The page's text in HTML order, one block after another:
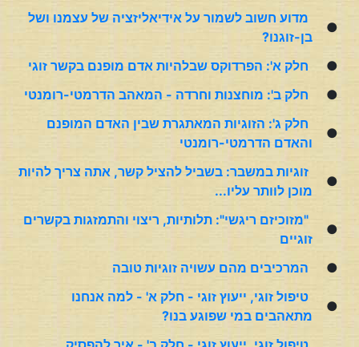
●
מדוע חשוב לשמור על אידיאליזציה של עצמנו ושל
בן-זוגנו?
●
חלק א': הפרדוקס שבלהיות אדם מופנם בקשר זוגי
●
חלק ב': מוחצנות וחרדה - המאהב הדרמטי-רומנטי
●
חלק ג': הזוגיות המאתגרת שבין האדם המופנם
והאדם הדרמטי-רומנטי
●
זוגיות במשבר: בשביל להציל קשר, אתה צריך להיות
מוכן לוותר עליו...
●
"מזוכיזם ריגשי": תלותיות, ריצוי והתמזגות בקשרים
זוגיים
●
המרכיבים מהם עשויה זוגיות טובה
●
טיפול זוגי, ייעוץ זוגי - חלק א' - למה אנחנו
מתאהבים במי שפוגע בנו?